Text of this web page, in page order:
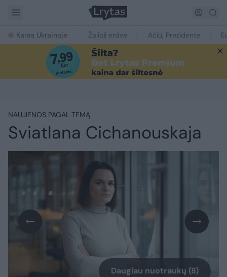
Karas Ukrainoje Žalioji erdvė Ačiū, Prezidente
NAUJIENOS PAGAL TEMĄ
Sviatlana Cichanouskaja
Daugiau nuotraukų (8)